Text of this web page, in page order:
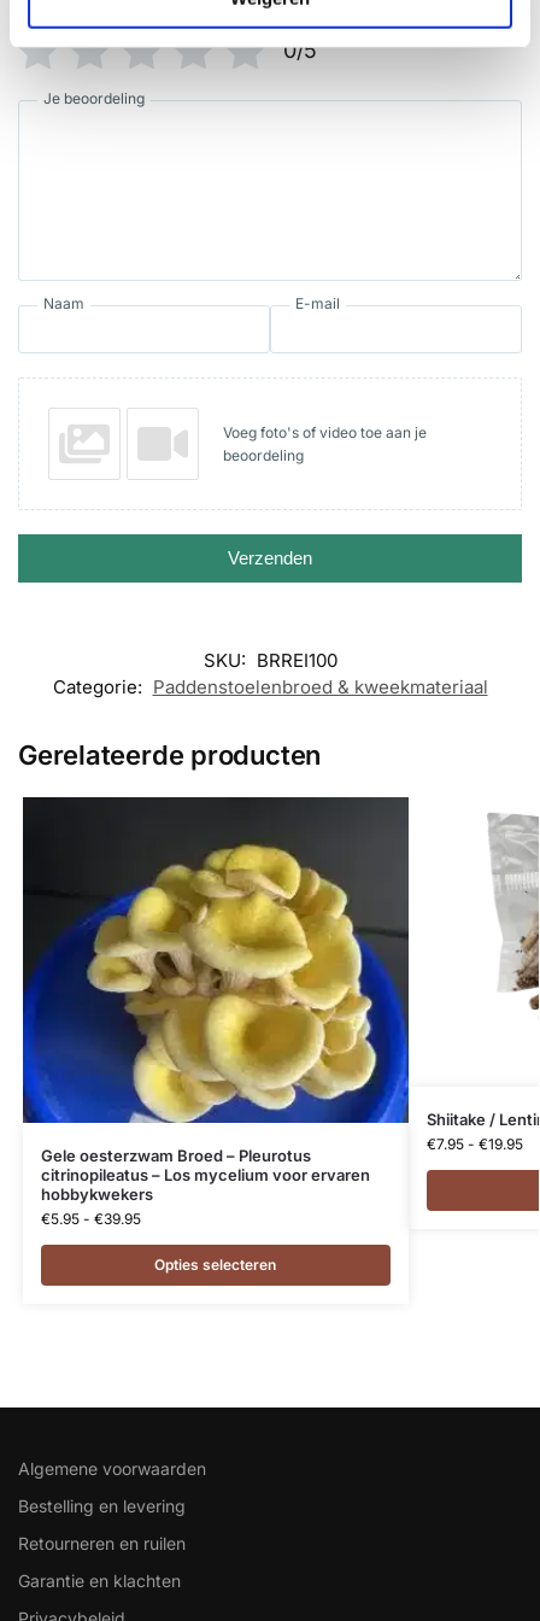
0/5
Je beoordeling
Naam E-mail
Voeg foto's of video toe aan je
beoordeling
Verzenden
SKU: BRREI100
Categorie: Paddenstoelenbroed & kweekmateriaal
Gerelateerde producten
Gele oesterzwam Broed – Pleurotus
citrinopileatus – Los mycelium voor ervaren
hobbykwekers
€5.95 - €39.95
Opties selecteren
Shiitake /
€7.95 - €19.95
Algemene voorwaarden
Bestelling en levering
Retourneren en ruilen
Garantie en klachten